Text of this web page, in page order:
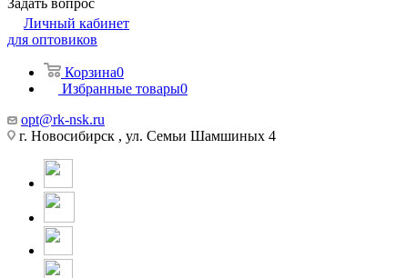
Задать вопрос
Личный кабинет
для оптовиков
Корзина0
Избранные товары0
opt@rk-nsk.ru
г. Новосибирск , ул. Семьи Шамшиных 4